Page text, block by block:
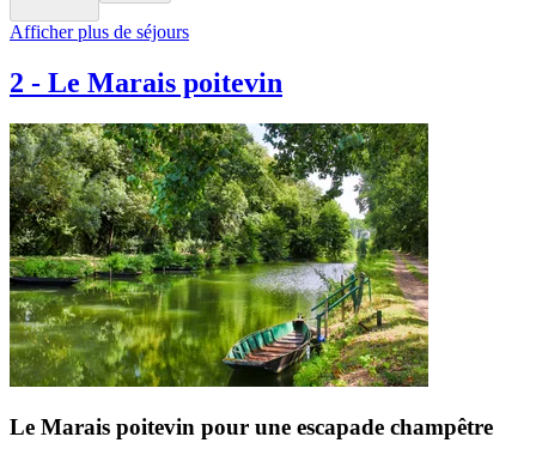
Afficher plus de séjours
2 - Le Marais poitevin
Le Marais poitevin pour une escapade champêtre